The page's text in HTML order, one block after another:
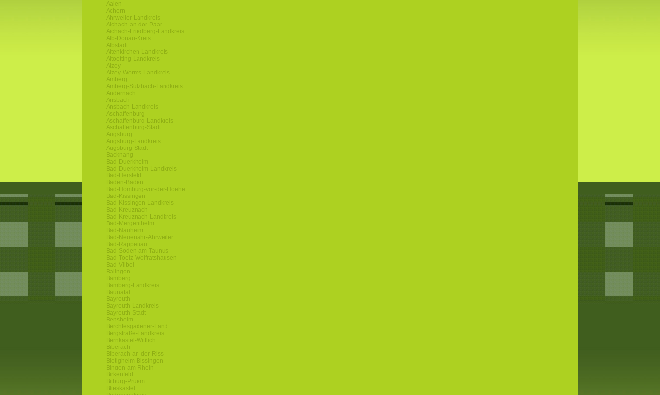
Aalen
Achern
Ahrweiler-Landkreis
Aichach-an-der-Paar
Aichach-Friedberg-Landkreis
Alb-Donau-Kreis
Albstadt
Altenkirchen-Landkreis
Altoetting-Landkreis
Alzey
Alzey-Worms-Landkreis
Amberg
Amberg-Sulzbach-Landkreis
Andernach
Ansbach
Ansbach-Landkreis
Aschaffenburg
Aschaffenburg-Landkreis
Aschaffenburg-Stadt
Augsburg
Augsburg-Landkreis
Augsburg-Stadt
Backnang
Bad-Duerkheim
Bad-Duerkheim-Landkreis
Bad-Hersfeld
Baden-Baden
Bad-Homburg-vor-der-Hoehe
Bad-Kissingen
Bad-Kissingen-Landkreis
Bad-Kreuznach
Bad-Kreuznach-Landkreis
Bad-Mergentheim
Bad-Nauheim
Bad-Neuenahr-Ahrweiler
Bad-Rappenau
Bad-Soden-am-Taunus
Bad-Toelz-Wolfratshausen
Bad-Vilbel
Balingen
Bamberg
Bamberg-Landkreis
Baunatal
Bayreuth
Bayreuth-Landkreis
Bayreuth-Stadt
Bensheim
Berchtesgadener-Land
Bergstraße-Landkreis
Bernkastel-Wittlich
Biberach
Biberach-an-der-Riss
Bietigheim-Bissingen
Bingen-am-Rhein
Birkenfeld
Bitburg-Pruem
Blieskastel